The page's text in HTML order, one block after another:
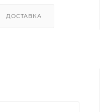
ДОСТАВКА